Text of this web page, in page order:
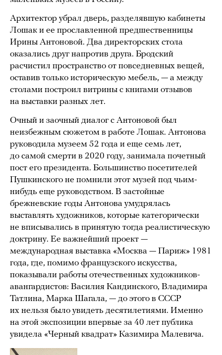
Архитектор убрал дверь, разделявшую кабинеты
Лошак и ее прославленной предшественницы
Ирины Антоновой. Два директорских стола
оказались друг напротив друга. Бродский
расчистил пространство от повседневных вещей,
оставив только историческую мебель, — а между
столами построил витрины с книгами отзывов
на выставки разных лет.
Очный и заочный диалог с Антоновой был
неизбежным сюжетом в работе Лошак. Антонова
руководила музеем 52 года и еще семь лет,
до самой смерти в 2020 году, занимала почетный
пост его президента. Большинство посетителей
Пушкинского не помнили этот музей под чьим-
нибудь еще руководством. В застойные
брежневские годы Антонова умудрялась
выставлять художников, которые категорически
не вписывались в принятую тогда реалистическую
доктрину. Ее важнейший проект —
международная выставка «Москва — Париж» 1981
года, где, помимо французского искусства,
показывали работы отечественных художников-
авангардистов: Василия Кандинского, Владимира
Татлина, Марка Шагала, — до этого в СССР
их нельзя было увидеть десятилетиями. Именно
на этой экспозиции впервые за 40 лет публика
увидела «Черный квадрат» Казимира Малевича.